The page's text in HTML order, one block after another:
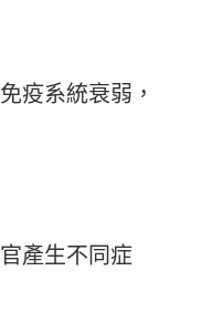
疫系統衰弱，
產生不同症